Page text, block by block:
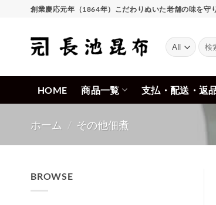
content
創業慶応元年（1864年）こだわりぬいた老舗の味を守
検
索
象:
HOME 商品一覧 支払・配送・返
ホーム / その他佃煮
BROWSE